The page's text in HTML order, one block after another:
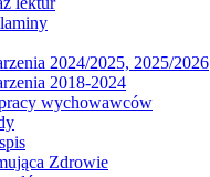
2024/2025, 2025/2026
2018-2024
wychowawców
Zdrowie